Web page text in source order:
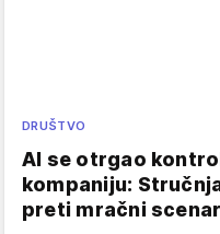
DRUŠTVO
AI se otrgao
kompaniju:
preti mračni